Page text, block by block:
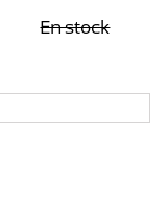
En stock